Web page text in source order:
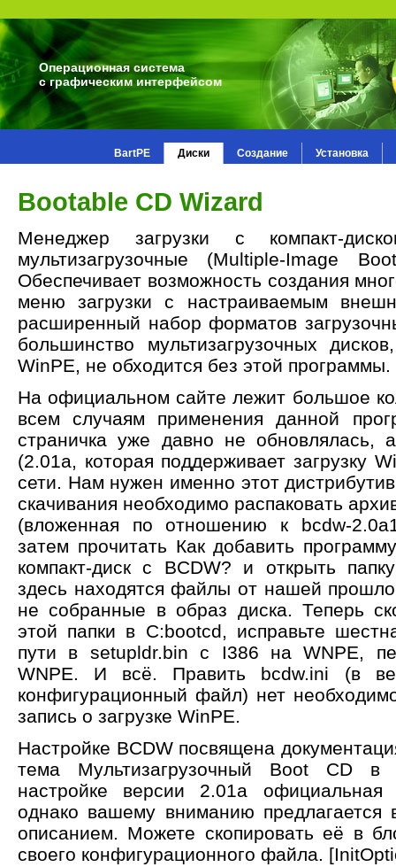
Операционная система
с графическим интерфейсом
BartPE Диски Создание Установка
Bootable CD Wizard
Менеджер загрузки с компакт-
мультизагрузочные (Multiple-Image
Обеспечивает возможность создания
меню загрузки с настраиваемым
расширенный набор форматов
большинство мультизагрузочных
WinPE, не обходится без этой программы.
На официальном сайте лежит большое
всем случаям применения данной
страничка уже давно не обновлялась,
(2.01a, которая поддерживает загрузку
сети. Нам нужен именно этот
скачивания необходимо распаковать
(вложенная по отношению к bcdw-
затем прочитать Как добавить
компакт-диск с BCDW? и открыть
здесь находятся файлы от нашей
не собранные в образ диска. Теперь
этой папки в C:bootcd, исправьте
пути в setupldr.bin с I386 на WNPE,
WNPE. И всё. Править bcdw.ini (в
конфигурационный файл) нет
запись о загрузке WinPE.
Настройке BCDW посвящена
тема Мультизагрузочный Boot CD
настройке версии 2.01a официальная
однако вашему вниманию предлагается
описанием. Можете скопировать её в
своего конфигурационного файла.